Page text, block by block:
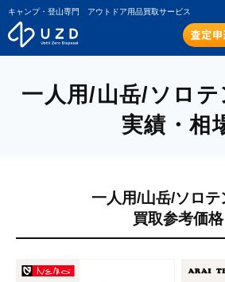
キャンプ・登山専門 アウトドア用品買取サービス
一人用/山岳/ソロテ
実績・相
一人用/山岳/ソロテ
買取参考価格